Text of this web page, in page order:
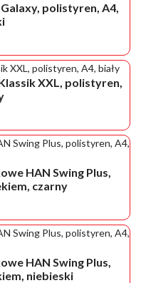
polistyren, A4,
XXL, polistyren,
HAN Swing Plus,
czarny
HAN Swing Plus,
niebieski